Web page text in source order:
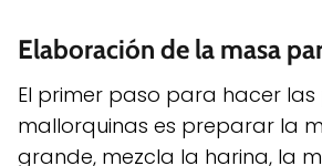
Elaboración de la masa
El primer paso para hacer
mallorquinas es preparar la
grande, mezcla la harina, la